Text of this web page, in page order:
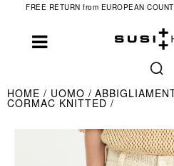
FREE RETURN from EUROPEAN
HOME UOMO
CORMAC KNITTED